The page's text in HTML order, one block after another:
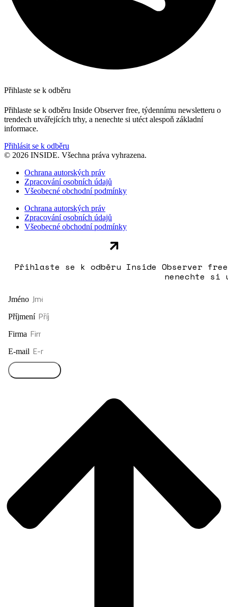
Přihlaste se k odběru
Přihlaste se k odběru Inside Observer free, týdennímu newsletteru o
trendech utvářejících trhy, a nenechte si utéct alespoň základní
informace.
Přihlásit se k odběru
© 2026 INSIDE. Všechna práva vyhrazena.
Ochrana autorských práv
Zpracování osobních údajů
Všeobecné obchodní podmínky
Ochrana autorských práv
Zpracování osobních údajů
Všeobecné obchodní podmínky
Přihlaste se k odběru Inside Observer
nenechte si
Jméno
Příjmení
Firma
E-mail